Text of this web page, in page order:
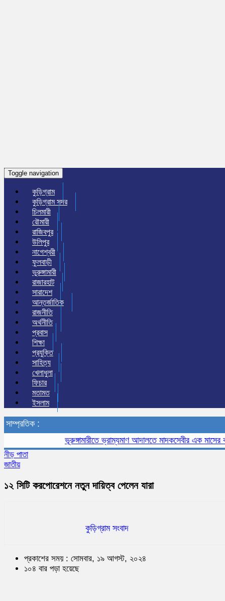
Toggle navigation
কুড়িগ্রাম
কুড়িগ্রাম সদর
চিলমারী
রৌমারী
রাজিবপুর
উলিপুর
নাগেশ্বরী
ফুলবাড়ী
ভুরুঙ্গামারী
রাজারহাট
সারাদেশ
আন্তর্জাতিক
রাজনীতি
অর্থনীতি
প্রবাস
শিক্ষা
প্রযুক্তি
সাহিত্য
খেলাধুলা
ফিচার
মতামত
ইসলাম
সাম্প্রতিক :
ভূরুঙ্গামারীতে ভ্রাম্যমাণ আদালতে মাদকসেবীর এক মাসের
নীড় পাতা
জাতীয়
১২ সিটি করপোরেশনে নতুন দায়িত্ব পেলেন যারা
কুড়িগ্রাম সংবাদ
প্রকাশের সময় : সোমবার, ১৯ আগস্ট, ২০২৪
১০৪ বার পড়া হয়েছে